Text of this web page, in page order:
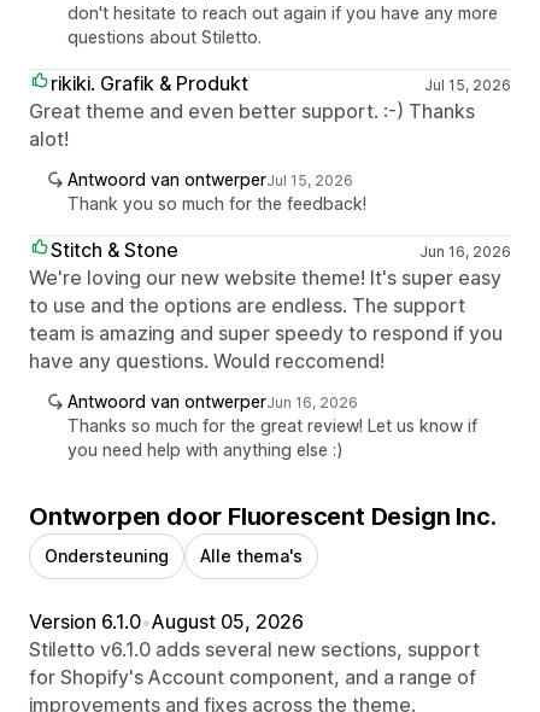
don't hesitate to reach out again if you have any more
questions about Stiletto.
rikiki. Grafik & Produkt Jul 15, 2026
Great theme and even better support. :-) Thanks
alot!
Antwoord van ontwerperJul 15, 2026
Thank you so much for the feedback!
Stitch & Stone Jun 16, 2026
We're loving our new website theme! It's super easy
to use and the options are endless. The support
team is amazing and super speedy to respond if you
have any questions. Would reccomend!
Antwoord van ontwerperJun 16, 2026
Thanks so much for the great review! Let us know if
you need help with anything else :)
Ontworpen door Fluorescent Design Inc.
Ondersteuning Alle thema's
Version 6.1.0•August 05, 2026
Stiletto v6.1.0 adds several new sections, support
for Shopify's Account component, and a range of
improvements and fixes across the theme.